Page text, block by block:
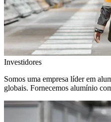
Investidores
Somos uma empresa líder em
globais. Fornecemos alumínio